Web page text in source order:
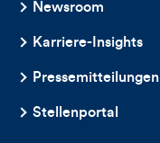
Newsroom
Karriere-Insights
Pressemitteilungen
Stellenportal